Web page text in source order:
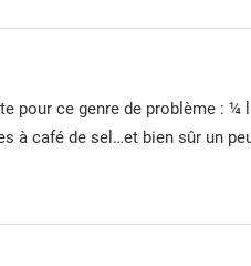
pour ce genre de problème : ¼
à café de sel…et bien sûr un